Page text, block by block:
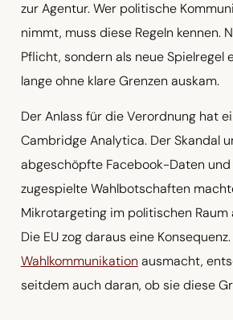
zur Agentur. Wer politische
nimmt, muss diese Regeln kennen.
Pflicht, sondern als neue Spielregel
lange ohne klare Grenzen auskam.
Der Anlass für die Verordnung hat
Cambridge Analytica. Der Skandal
abgeschöpfte Facebook-Daten und
zugespielte Wahlbotschaften
Mikrotargeting im politischen Raum
Die EU zog daraus eine
Wahlkommunikation ausmacht,
seitdem auch daran, ob sie diese